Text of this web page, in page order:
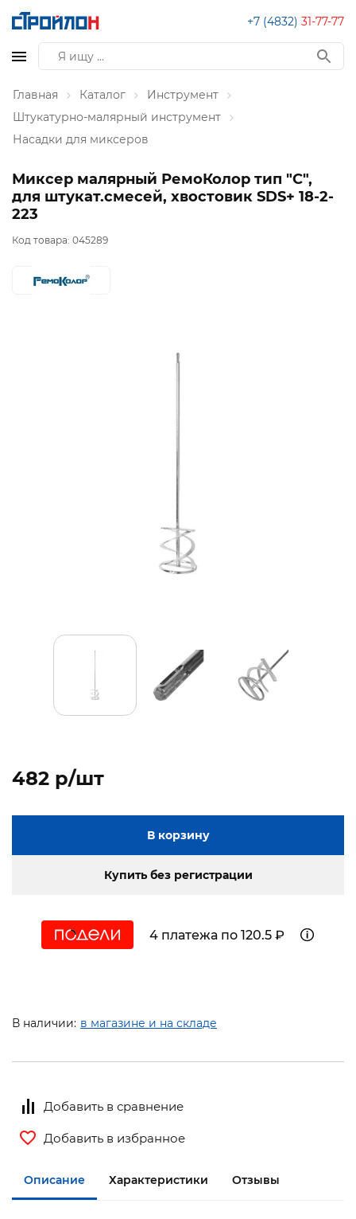
+7 (4832) 31-77-77
Главная Каталог
Инструмент
Штукатурно-малярный инструмент
Насадки для миксеров
Миксер малярный РемоКолор тип "С",
для штукат.смесей, хвостовик SDS+ 18-2-
223
Код товара: 045289
482 p/шт
В корзину
Купить без регистрации
4 платежа по 120.5 ₽
В наличии: в магазине и на складе
Добавить в сравнение
Добавить в избранное
Описание Характеристики Отзывы